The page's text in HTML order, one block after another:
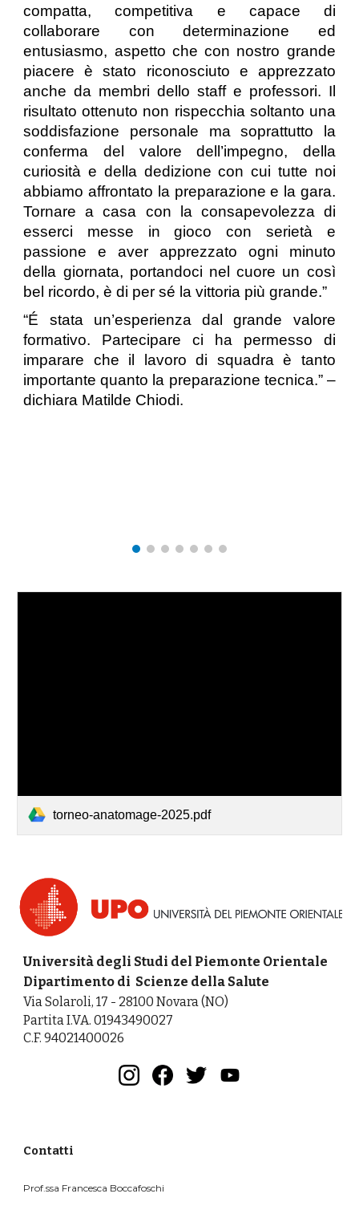
compatta, competitiva e capace di
collaborare con determinazione ed
entusiasmo, aspetto che con nostro grande
piacere è stato riconosciuto e apprezzato
anche da membri dello staff e professori. Il
risultato ottenuto non rispecchia soltanto una
soddisfazione personale ma soprattutto la
conferma del valore dell’impegno, della
curiosità e della dedizione con cui tutte noi
abbiamo affrontato la preparazione e la gara.
Tornare a casa con la consapevolezza di
esserci messe in gioco con serietà e
passione e aver apprezzato ogni minuto
della giornata, portandoci nel cuore un così
bel ricordo, è di per sé la vittoria più grande.”
“É stata un’esperienza dal grande valore
formativo. Partecipare ci ha permesso di
imparare che il lavoro di squadra è tanto
importante quanto la preparazione tecnica.” –
dichiara Matilde Chiodi.
torneo-anatomage-2025.pdf
Università degli Studi del Piemonte Orientale
Dipartimento di Scienze della Salute
Via Solaroli, 17 - 28100 Novara (NO)
Partita I.VA. 01943490027
C.F. 94021400026
Contatti
Prof.ssa Francesca Boccafoschi